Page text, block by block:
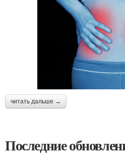
читать дальше →
Последние